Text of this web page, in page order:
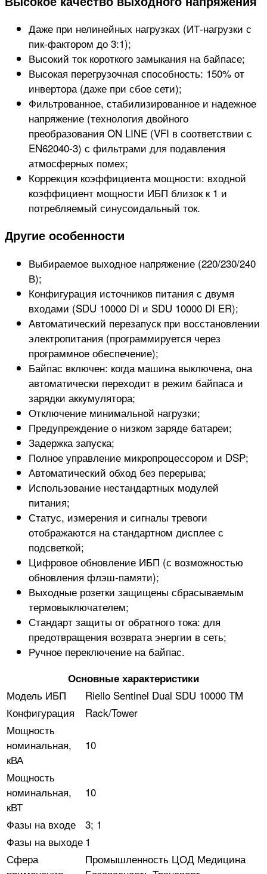
Даже при нелинейных нагрузках (ИТ-нагрузки с
пик-фактором до 3:1);
Высокий ток короткого замыкания на байпасе;
Высокая перегрузочная способность: 150% от
инвертора (даже при сбое сети);
Фильтрованное, стабилизированное и надежное
напряжение (технология двойного
преобразования ON LINE (VFI в соответствии с
EN62040-3) с фильтрами для подавления
атмосферных помех;
Коррекция коэффициента мощности: входной
коэффициент мощности ИБП близок к 1 и
потребляемый синусоидальный ток.
Другие особенности
Выбираемое выходное напряжение (220/230/240
В);
Конфигурация источников питания с двумя
входами (SDU 10000 DI и SDU 10000 DI ER);
Автоматический перезапуск при восстановлении
электропитания (программируется через
программное обеспечение);
Байпас включен: когда машина выключена, она
автоматически переходит в режим байпаса и
зарядки аккумулятора;
Отключение минимальной нагрузки;
Предупреждение о низком заряде батареи;
Задержка запуска;
Полное управление микропроцессором и DSP;
Автоматический обход без перерыва;
Использование нестандартных модулей
питания;
Статус, измерения и сигналы тревоги
отображаются на стандартном дисплее с
подсветкой;
Цифровое обновление ИБП (с возможностью
обновления флэш-памяти);
Выходные розетки защищены сбрасываемым
термовыключателем;
Стандарт защиты от обратного тока: для
предотвращения возврата энергии в сеть;
Ручное переключение на байпас.
Основные характеристики
Модель ИБП
Riello Sentinel Dual SDU 10000 TM
Конфигурация
Rack/Tower
Мощность
номинальная,
кВА
10
Мощность
номинальная,
кВТ
10
Фазы на входе
3; 1
Фазы на выходе 1
Сфера
Промышленность ЦОД Медицина